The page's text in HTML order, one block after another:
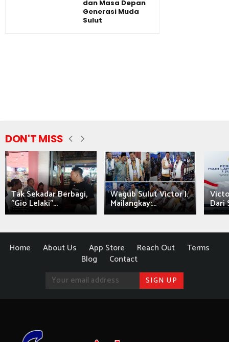
dan Masa Depan
Generasi Muda
Sulut
DON'T MISS
Tak Sekadar Berbagi,
"Gio Lelaki"...
Wagub Sulut Victor J.
Mailangkay:... Dari
Home About Us App Store Reach Out
Terms
Blog
Contact